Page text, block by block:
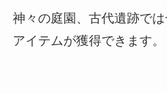
神々の庭園、古代遺跡で
アイテムが獲得できます。